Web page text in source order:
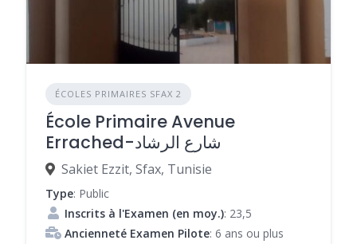
ÉCOLES PRIMAIRES SFAX 2
École Primaire Avenue
Errached-شارع الرشاد
Sakiet Ezzit, Sfax, Tunisie
Type: Public
Inscrits à l'Examen (en moy.): 23,5
Ancienneté Examen Pilote: 6 ans ou plus